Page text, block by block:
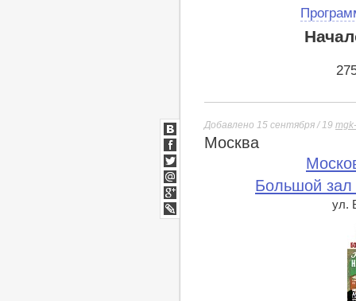
Добавлено 15 сентября / 19
Москва
Большой зал
ул.
ВКонтакте
Facebook
Twitter
Мой
Мир
Google+
lj